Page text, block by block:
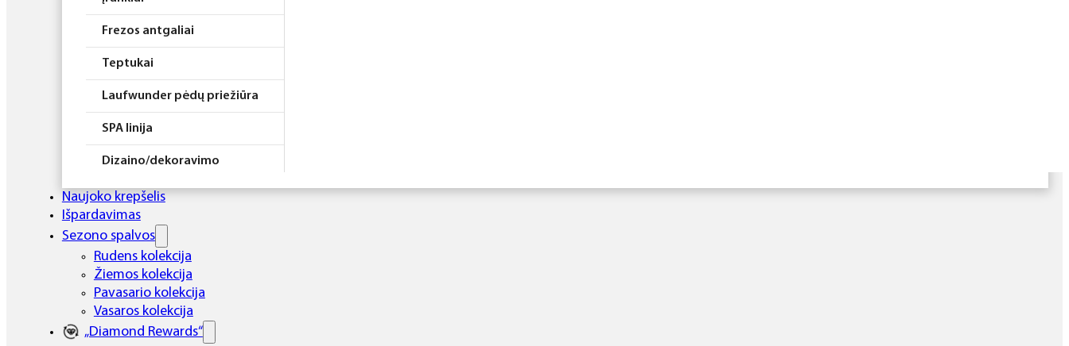
Frezos antgaliai
Teptukai
Laufwunder pėdų priežiūra
SPA linija
Dizaino/dekoravimo
Elektros prietaisai
Higiena
Atributika
Rinkiniai
Naujoko krepšelis
Išpardavimas
Sezono spalvos
Rudens kolekcija
Žiemos kolekcija
Pavasario kolekcija
Vasaros kolekcija
„Diamond Rewards“